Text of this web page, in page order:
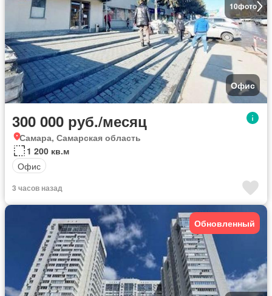
10фото
Офис
300 000 руб./месяц
Самара, Самарская область
1 200 кв.м
Офис
3 часов назад
Обновленный